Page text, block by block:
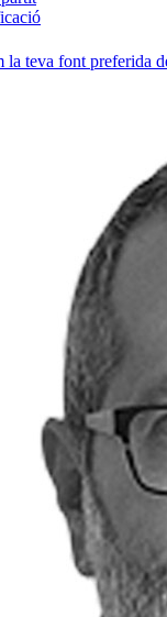
la teva font preferida